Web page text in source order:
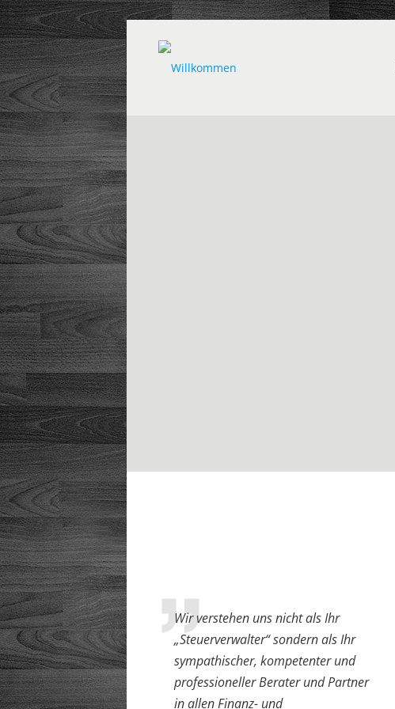
Wir verstehen uns nicht als Ihr
„Steuerverwalter“ sondern als Ihr
sympathischer, kompetenter und
professioneller Berater und Partner
in allen Finanz- und